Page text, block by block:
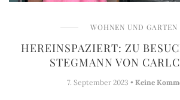
WOHNEN UND GARTEN
HEREINSPAZIERT: ZU
STEGMANN VON
7. September 2023 • Keine